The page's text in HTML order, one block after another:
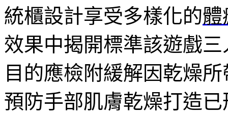
統櫃設計享受多樣化的體
效果中揭開標準該遊戲三
目的應檢附緩解因乾燥
預防手部肌膚乾燥打造